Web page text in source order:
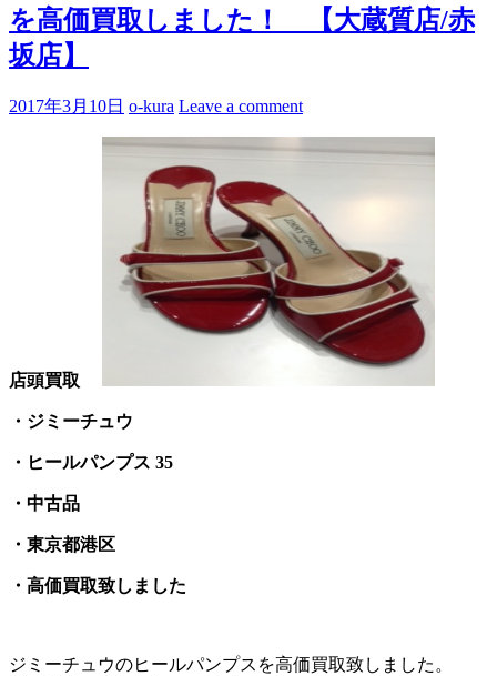
を高価買取しました！ 【大蔵質店/赤
坂店】
2017年3月10日 o-kura Leave a comment
店頭買取
・ジミーチュウ
・ヒールパンプス 35
・中古品
・東京都港区
・高価買取致しました
ジミーチュウのヒールパンプスを高価買取致しました。